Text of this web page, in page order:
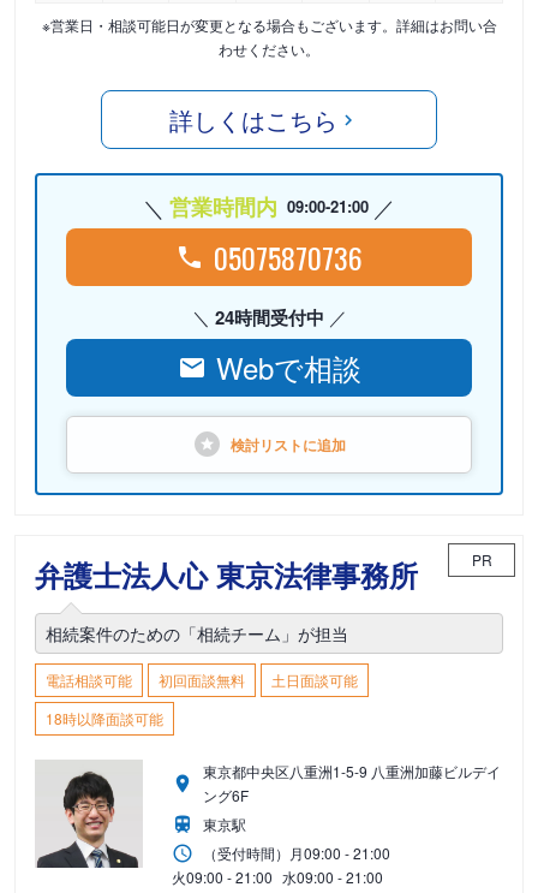
※営業日・相談可能日が変更となる場合もございます。詳細はお問い合
わせください。
詳しくはこちら
営業時間内 09:00-21:00
05075870736
24時間受付中
Webで相談
検討リストに追加
弁護士法人心 東京法律事務所 PR
相続案件のための「相続チーム」が担当
電話相談可能 初回面談無料
土日面談可能
18時以降面談可能
東京都中央区八重洲1-5-9 八重洲加藤ビルデイ
ング6F
東京駅
（受付時間） 月09:00 - 21:00
火09:00 - 21:00 水09:00 - 21:00